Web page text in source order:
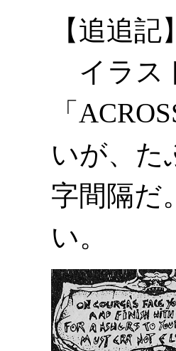
【追追記】
イラス
「
いが、た
字間隔だ
い。